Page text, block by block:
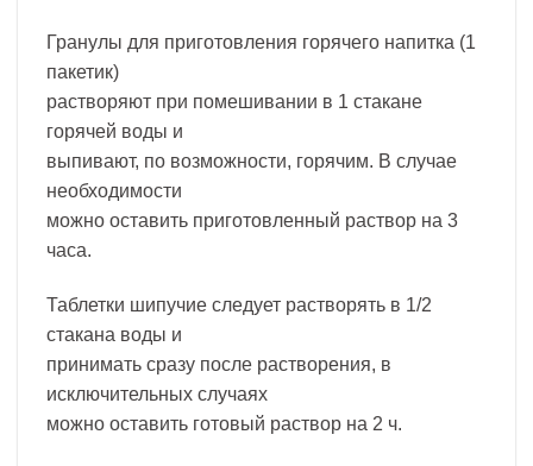
Гранулы для приготовления горячего напитка (1
пакетик)
растворяют при помешивании в 1 стакане
горячей воды и
выпивают, по возможности, горячим. В случае
необходимости
можно оставить приготовленный раствор на 3
часа.
Таблетки шипучие следует растворять в 1/2
стакана воды и
принимать сразу после растворения, в
исключительных случаях
можно оставить готовый раствор на 2 ч.